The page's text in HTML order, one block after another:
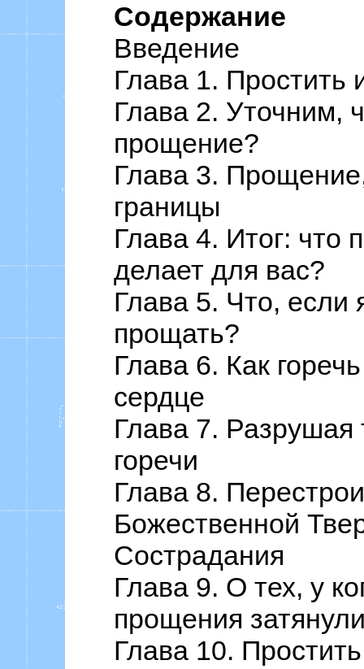
Содержание
Введение
Глава 1. Простить
Глава 2. Уточним,
прощение?
Глава 3.
границы
Глава 4. Итог: что
делает для вас?
Глава 5. Что, если
прощать?
Глава 6. Как
сердце
Глава 7.
горечи
Глава 8.
Божественной
Сострадания
Глава 9. О тех, у
прощения
Глава 10.